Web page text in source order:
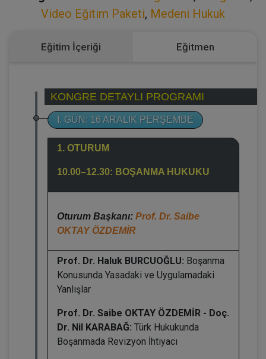
Video Eğitim Paketi, Medeni Hukuk
Eğitim İçeriği Eğitmen
KONGRE DETAYLI PROGRAMI
I. GÜN: 16 ARALIK PERŞEMBE
1. OTURUM
10.00–12.30: BOŞANMA HUKUKU
Oturum Başkanı: Prof. Dr. Saibe
OKTAY ÖZDEMİR
Prof. Dr. Haluk BURCUOĞLU: Boşanma
Konusunda Yasadaki ve Uygulamadaki
Yanlışlar
Prof. Dr. Saibe OKTAY ÖZDEMİR - Doç.
Dr. Nil KARABAĞ: Türk Hukukunda
Boşanmada Revizyon İhtiyacı